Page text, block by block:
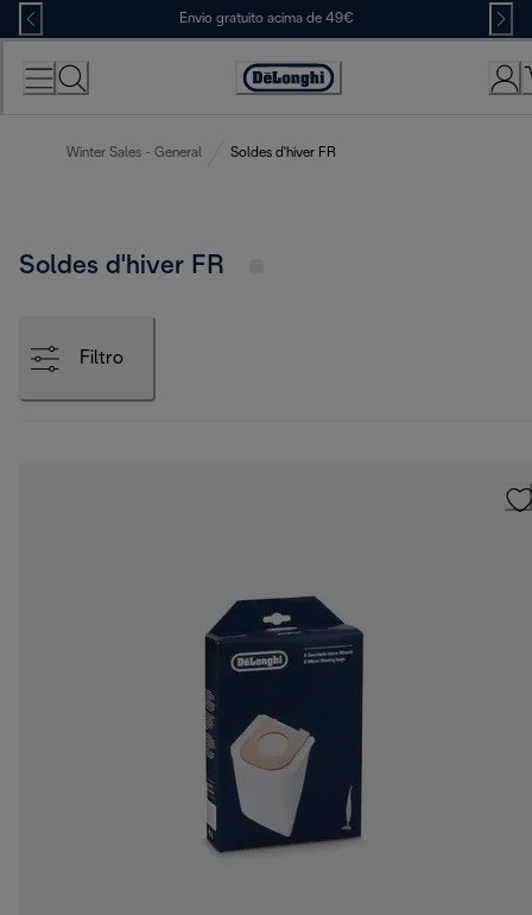
Skip
to
Content
Envio gratuito acima de 49€
Accessibility
Winter Sales - General Soldes d'hiver FR
Soldes d'hiver FR
Filtro